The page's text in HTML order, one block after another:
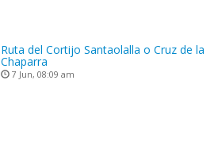
Ruta del Cortijo Santaolalla o Cruz de la
Chaparra
7 Jun, 08:09 am